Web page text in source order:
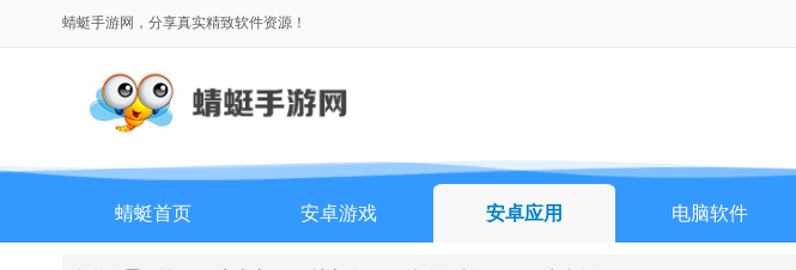
蜻蜓手游网，分享真实精致软件资源！
蜻蜓首页 安卓游戏 安卓应用 电脑软件